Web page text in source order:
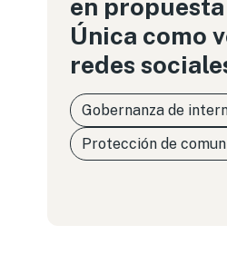
en
Única como
redes
Gobernanza de
Protección de